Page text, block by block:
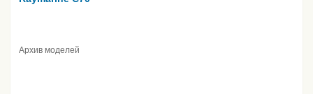
Архив моделей